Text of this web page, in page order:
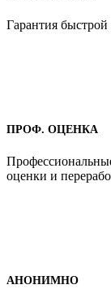
Гарантия
ПРОФ. ОЦЕНКА
оценки и
АНОНИМНО